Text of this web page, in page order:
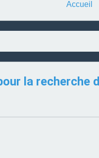
Accueil
la recherche